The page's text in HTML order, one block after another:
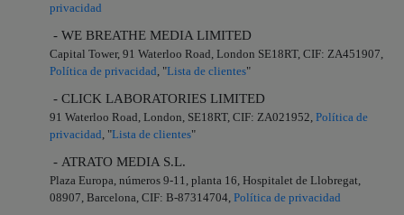
privacidad
- WE BREATHE MEDIA LIMITED
Capital Tower, 91 Waterloo Road, London SE18RT, CIF: ZA451907,
Política de privacidad, "Lista de clientes"
- CLICK LABORATORIES LIMITED
91 Waterloo Road, London, SE18RT, CIF: ZA021952, Política de
privacidad, "Lista de clientes"
- ATRATO MEDIA S.L.
Plaza Europa, números 9-11, planta 16, Hospitalet de Llobregat,
08907, Barcelona, CIF: B-87314704, Política de privacidad